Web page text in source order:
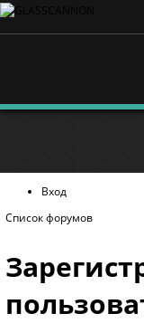
Вход
Список форумов